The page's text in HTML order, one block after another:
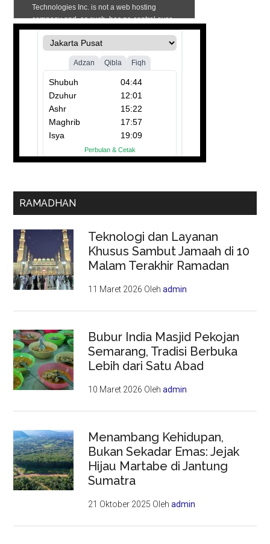
RAMADHAN
Teknologi dan Layanan
Khusus Sambut Jamaah di 10
Malam Terakhir Ramadan
11 Maret 2026 Olehadmin
Bubur India Masjid Pekojan
Semarang, Tradisi Berbuka
Lebih dari Satu Abad
10 Maret 2026 Olehadmin
Menambang Kehidupan,
Bukan Sekadar Emas: Jejak
Hijau Martabe di Jantung
Sumatra
21 Oktober 2025 Olehadmin